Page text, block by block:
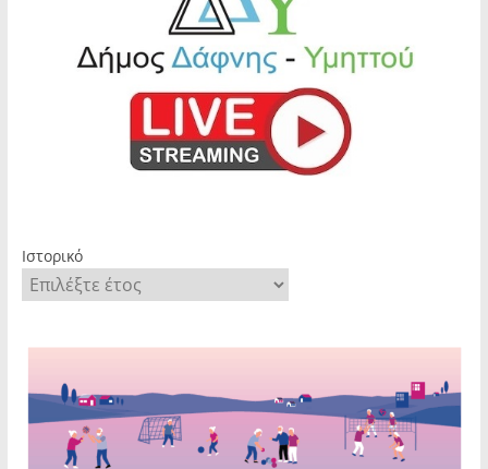
Ιστορικό